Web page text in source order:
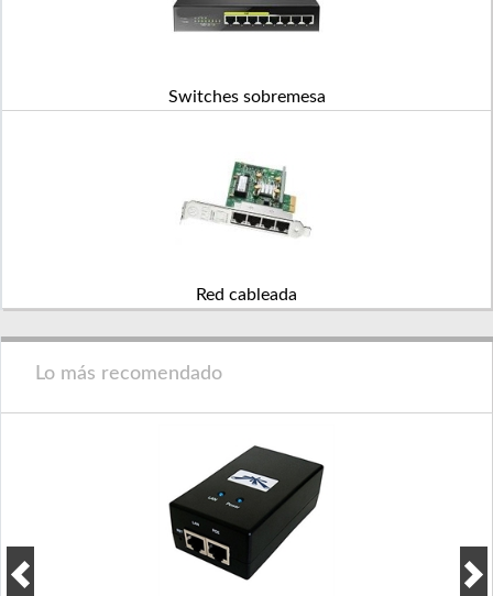
Switches sobremesa
Red cableada
Lo más recomendado